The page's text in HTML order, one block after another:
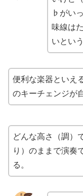
♭がい
味線は
いとい
便利な楽器といえ
のキーチェンジが
どんな高さ（調）
り）のままで演奏
る。